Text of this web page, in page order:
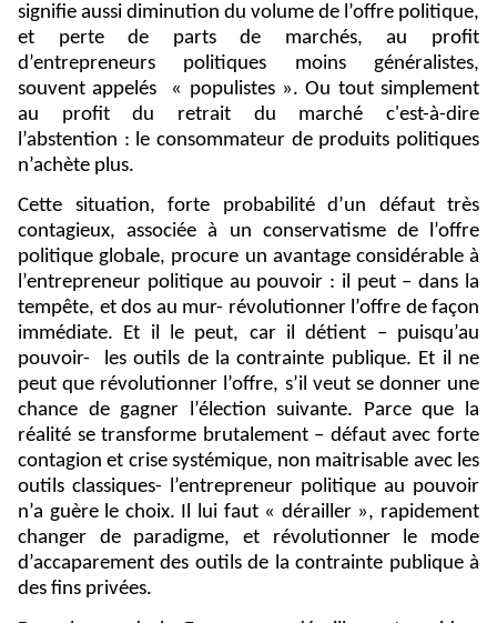
signifie aussi diminution du volume de l’offre politique,
et perte de parts de marchés, au profit
d’entrepreneurs politiques moins généralistes,
souvent appelés « populistes ». Ou tout simplement
au profit du retrait du marché c'est-à-dire
l’abstention : le consommateur de produits politiques
n’achète plus.
Cette situation, forte probabilité d’un défaut très
contagieux, associée à un conservatisme de l’offre
politique globale, procure un avantage considérable à
l’entrepreneur politique au pouvoir : il peut – dans la
tempête, et dos au mur- révolutionner l’offre de façon
immédiate. Et il le peut, car il détient – puisqu’au
pouvoir-
les outils de la contrainte publique. Et il ne
peut que révolutionner l’offre, s’il veut se donner une
chance de gagner l’élection suivante. Parce que la
réalité se transforme brutalement – défaut avec forte
contagion et crise systémique, non maitrisable avec les
outils classiques- l’entrepreneur politique au pouvoir
n’a guère le choix. Il lui faut « dérailler », rapidement
changer de paradigme, et révolutionner le mode
d’accaparement des outils de la contrainte publique à
des fins privées.